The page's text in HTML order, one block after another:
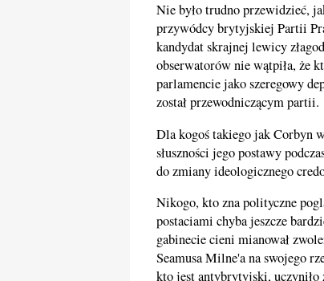
Nie było trudno przewidzieć,
przywódcy brytyjskiej Partii
kandydat skrajnej lewicy
obserwatorów nie wątpiła, że
parlamencie jako szeregowy
został przewodniczącym partii.
Dla kogoś takiego jak Corbyn
słuszności jego postawy
do zmiany ideologicznego
Nikogo, kto zna polityczne
postaciami chyba jeszcze
gabinecie cieni mianował
Seamusa Milne'a na swojego
kto jest antybrytyjski, uczyniło